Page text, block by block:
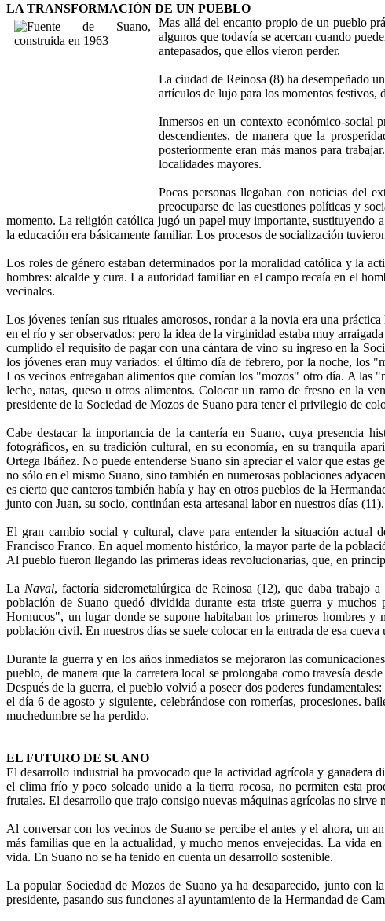
LA TRANSFORMACIÓN DE UN PUEBLO
Mas allá del encanto propio de un pueblo
algunos que todavía se acercan cuando
antepasados, que ellos vieron perder.
La ciudad de Reinosa (8) ha desempeñado
artículos de lujo para los momentos festivos,
Inmersos en un contexto económico-social
descendientes, de manera que la
posteriormente eran más manos para
localidades mayores.
Pocas personas llegaban con noticias del
preocuparse de las cuestiones políticas y
momento. La religión católica jugó un papel muy importante, sustituyendo
la educación era básicamente familiar. Los procesos de socialización
Los roles de género estaban determinados por la moralidad católica y la
hombres: alcalde y cura. La autoridad familiar en el campo recaía en el
vecinales.
Los jóvenes tenían sus rituales amorosos, rondar a la novia era una
en el río y ser observados; pero la idea de la virginidad estaba muy
cumplido el requisito de pagar con una cántara de vino su ingreso en la
los jóvenes eran muy variados: el último día de febrero, por la noche, los
Los vecinos entregaban alimentos que comían los "mozos" otro día. A las
leche, natas, queso u otros alimentos. Colocar un ramo de fresno en la
presidente de la Sociedad de Mozos de Suano para tener el privilegio de
Cabe destacar la importancia de la cantería en Suano, cuya presencia
fotográficos, en su tradición cultural, en su economía, en su tranquila
Ortega Ibáñez. No puede entenderse Suano sin apreciar el valor que estas
no sólo en el mismo Suano, sino también en numerosas poblaciones
es cierto que canteros también había y hay en otros pueblos de la
junto con Juan, su socio, continúan esta artesanal labor en nuestros días (11).
El gran cambio social y cultural, clave para entender la situación actual
Francisco Franco. En aquel momento histórico, la mayor parte de la
Al pueblo fueron llegando las primeras ideas revolucionarias, que, en
La Naval, factoría siderometalúrgica de Reinosa (12), que daba trabajo
población de Suano quedó dividida durante esta triste guerra y
Hornucos", un lugar donde se supone habitaban los primeros hombres
población civil. En nuestros días se suele colocar en la entrada de esa cueva
Durante la guerra y en los años inmediatos se mejoraron las
pueblo, de manera que la carretera local se prolongaba como travesía
Después de la guerra, el pueblo volvió a poseer dos poderes
el día 6 de agosto y siguiente, celebrándose con romerías, procesiones.
muchedumbre se ha perdido.
EL FUTURO DE SUANO
El desarrollo industrial ha provocado que la actividad agrícola y ganadera
el clima frío y poco soleado unido a la tierra rocosa, no permiten esta
frutales. El desarrollo que trajo consigo nuevas máquinas agrícolas no sirve
Al conversar con los vecinos de Suano se percibe el antes y el ahora, un
más familias que en la actualidad, y mucho menos envejecidas. La vida
vida. En Suano no se ha tenido en cuenta un desarrollo sostenible.
La popular Sociedad de Mozos de Suano ya ha desaparecido, junto con
presidente, pasando sus funciones al ayuntamiento de la Hermandad de